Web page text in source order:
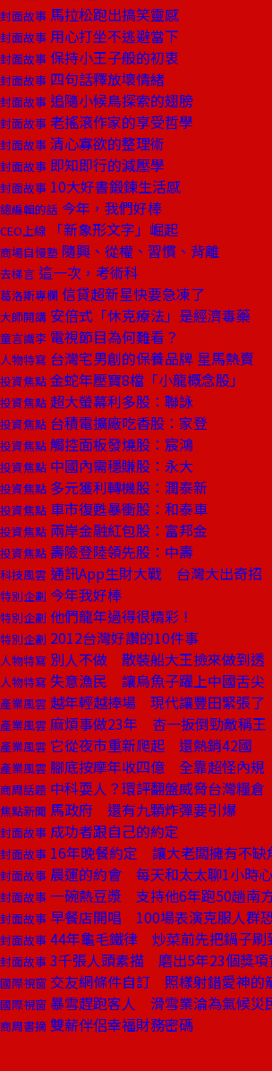
封面故事 馬拉松跑出搞笑靈感
封面故事 用心打坐不逃避當下
封面故事 保持小王子般的初衷
封面故事 四句話釋放壞情緒
封面故事 追隨小候鳥探索的翅膀
封面故事 老搖滾作家的享受哲學
封面故事 清心寡欲的整理術
封面故事 即知即行的減壓學
封面故事 10大好書鍛鍊生活感
總編輯的話 今年，我們好棒
CEO上線 「新象形文字」崛起
商場自慢塾 隨興、從權、習慣、背離
去梯言 這一次，考術科
葛洛斯專欄 信貸超新星快要急凍了
大師開講 安倍式「休克療法」是經濟毒藥
童言識李 電視節目為何難看？
人物特寫 台灣宅男創的保養品牌 星馬熱賣
投資焦點 金蛇年壓寶8檔「小龍概念股」
投資焦點 超大螢幕利多股：聯詠
投資焦點 台積電擴廠吃香股：家登
投資焦點 觸控面板發燒股：宸鴻
投資焦點 中國內需穩賺股：永大
投資焦點 多元獲利轉機股：潤泰新
投資焦點 車市復甦暴衝股：和泰車
投資焦點 兩岸金融紅包股：富邦金
投資焦點 壽險登陸領先股：中壽
科技風雲 通訊App生財大戰 台灣大出奇招
特別企劃 今年我好棒
特別企劃 他們龍年過得很精彩！
特別企劃 2012台灣好讚的10件事
人物特寫 別人不做 散裝船大王撿來做到透
人物特寫 失意漁民 讓烏魚子躍上中國舌尖
產業風雲 越年輕越捧場 現代讓豐田緊張了
產業風雲 麻煩事做23年 杏一扳倒勁敵稱王
產業風雲 它從夜市重新爬起 還熱銷42國
產業風雲 腳底按摩年收四億 全靠超怪內規
商周話題 中科耍人？環評翻盤威脅台灣糧倉
焦點新聞 馬政府 還有九顆炸彈要引爆
封面故事 成功者跟自己的約定
封面故事 16年晚餐約定 讓大老闆擁有不缺
封面故事 晨運的約會 每天和太太聊1小時
封面故事 一碗熱豆漿 支持他6年跑50趟南
封面故事 早餐店開唱 100場表演克服人群
封面故事 44年龜毛鐵律 炒菜前先把鍋子刷
封面故事 3千張人頭素描 磨出5年23個獎項
國際視窗 交友網條件自訂 照樣射錯愛神的
國際視窗 暴雪趕跑客人 滑雪業淪為氣候災
商周書摘 雙薪伴侶幸福財務密碼